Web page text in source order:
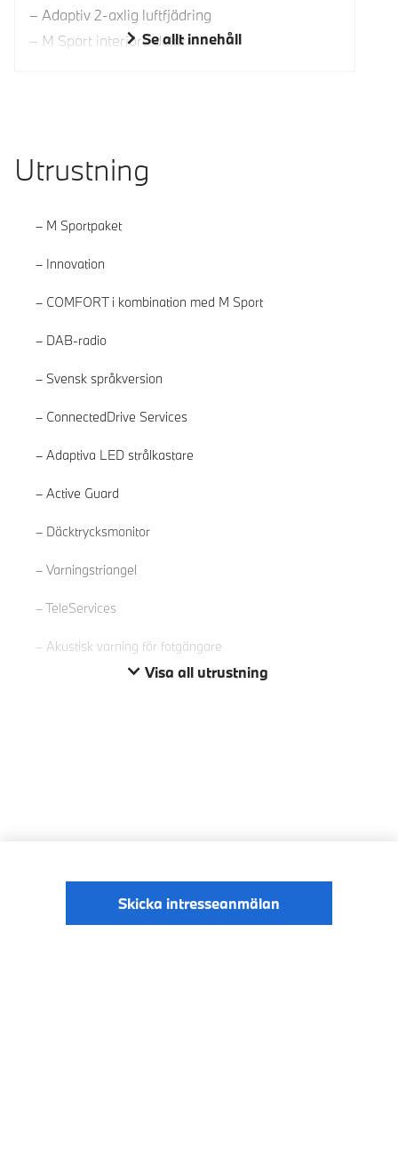
Adaptiv 2-axlig luftfjädring
M Sport interiöra delarSe allt innehåll
Utrustning
M Sportpaket
Innovation
COMFORT i kombination med M Sport
DAB-radio
Svensk språkversion
ConnectedDrive Services
Adaptiva LED strålkastare
Active Guard
Däcktrycksmonitor
Varningstriangel
TeleServices
Akustisk varning för fotgängare
Visa all utrustning
Läs mer
Skicka intresseanmälan